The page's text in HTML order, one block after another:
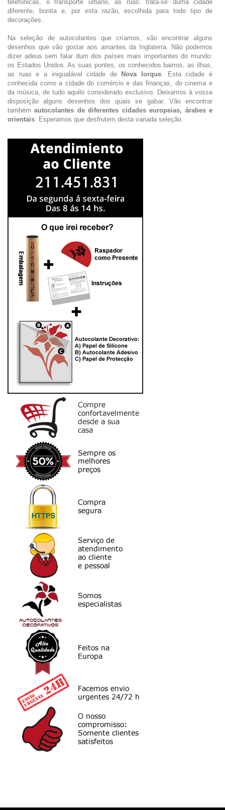
telefónicas, o transporte urbano, as ruas: trata-se duma cidade
diferente, bonita e, por esta razão, escolhida para todo tipo de
decorações.
Na seleção de autocolantes que críamos, vão encontrar alguns
desenhos que vão gostar aos amantes da Inglaterra. Não podemos
dizer adeus sem falar dum dos países mais importantes do mundo:
os Estados Unidos. As suas pontes, os conhecidos bairros, as ilhas,
as ruas e a inigualável cidade de Nova Iorque . Esta cidade é
conhecida como a cidade do comércio e das finanças, do cinema e
da música, de tudo aquilo considerado exclusivo. Deixamos à vossa
disposição alguns desenhos dos quais se gabar. Vão encontrar
tambémautocolantes de diferentes cidades europeias, árabes e
orientais . Esperamos que desfrutem desta variada seleção.